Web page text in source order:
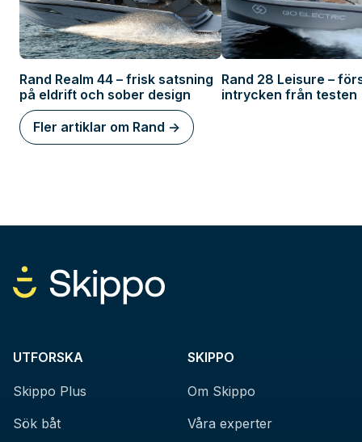
Rand Realm 44 – frisk satsning
på eldrift och sober design
Rand 28 Leisure –
intrycken från testen
Fler artiklar om Rand ->
UTFORSKA
Skippo Plus
Sök båt
SKIPPO
Om Skippo
Våra experter